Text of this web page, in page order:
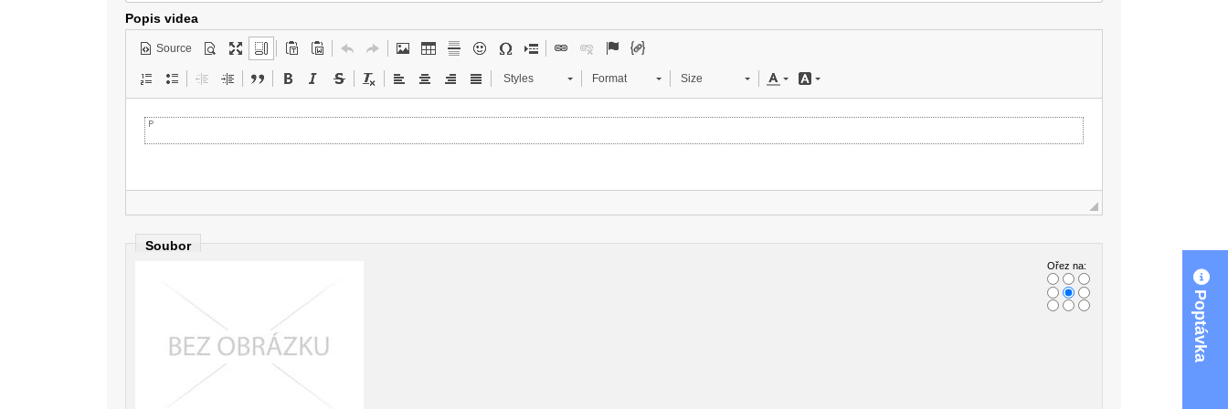
Popis videa
Source
Styles Format Size
Soubor
Ořez na:
Poptávka